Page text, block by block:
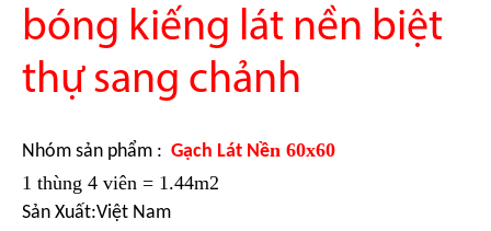
bóng kiếng lát nền biệt
thự sang chảnh
Nhóm sản phẩm : Gạch Lát Nền 60x60
1 thùng 4 viên = 1.44m2
Sản Xuất:Việt Nam